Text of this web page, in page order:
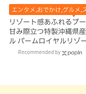
エンタメ,おでかけ,グルメ,
リゾート感あふれるプ
甘み際立つ特製沖縄県
ル パームロイヤルリゾ
（那覇市）
Recommended by